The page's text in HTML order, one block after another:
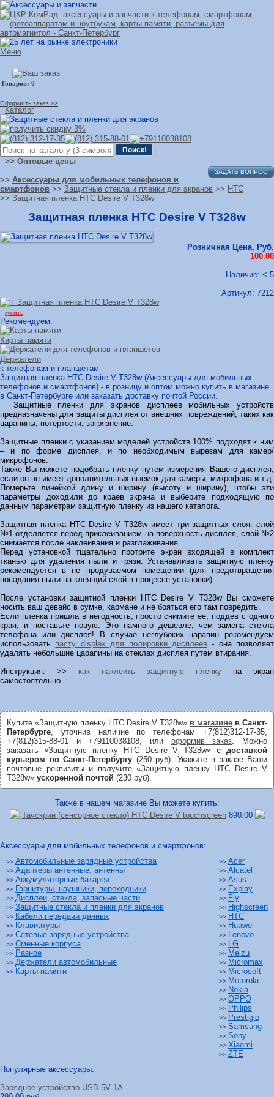
Меню
Оформить заказ >>
Каталог
>> Оптовые цены
ЗАДАТЬ ВОПРОС
>> Аксессуары для мобильных телефонов и
смартфонов >> Защитные стекла и пленки для экранов >> HTC
>> Защитная пленка HTC Desire V T328w
Защитная пленка HTC Desire V T328w
Розничная Цена, Руб.
100.00
Наличие: < 5
Артикул: 7212
купить
Рекомендуем:
Карты памяти
Держатели
к телефонам и планшетам
Защитная пленка HTC Desire V T328w (Аксессуары для мобильных
телефонов и смартфонов) - в розницу и оптом можно купить в магазине
в Санкт-Петербурге или заказать доставку почтой России.
Защитные пленки для экранов дисплеев мобильных устройств
предназначены для защиты дисплея от внешних повреждений, таких как
царапины, потертости, загрязнение.
Защитные пленки с указанием моделей устройств 100% подходят к ним
– и по форме дисплея, и по необходимым вырезам для камер/
микрофонов.
Также Вы можете подобрать пленку путем измерения Вашего дисплея,
если он не имеет дополнительных выемок для камеры, микрофона и т.д.
Померьте линейкой длину и ширину (высоту и ширину), чтобы эти
параметры доходили до краев экрана и выберите подходящую по
данным параметрам защитную пленку из нашего каталога.
Защитная пленка HTC Desire V T328w имеет три защитных слоя: слой
№1 отделяется перед приклеиванием на поверхность дисплея, слой №2
снимается после наклеивания и разглаживания.
Перед установкой тщательно протрите экран входящей в комплект
тканью для удаления пыли и грязи. Устанавливать защитную пленку
рекомендуется в не продуваемом помещении (для предотвращения
попадания пыли на клеящий слой в процессе установки).
После установки защитной пленки HTC Desire V T328w Вы сможете
носить ваш девайс в сумке, кармане и не бояться его там повредить.
Если пленка пришла в негодность, просто снимите ее, поддев с одного
края, и поставьте новую. Это намного дешевле, чем замена стекла
телефона или дисплея! В случае неглубоких царапин рекомендуем
использовать пасту displex для полировки дисплеев- она позволяет
удалять небольшие царапины на стеклах дисплея путем втирания.
Инструкция: >> как наклеить защитную пленку на экран
самостоятельно.
Купите «Защитную пленку HTC Desire V T328w» в магазине в Санкт-
Петербурге, уточнив наличие по телефонам +7(812)312-17-35,
+7(812)315-88-01 и +79110038108, или оформив заказ. Можно
заказать «Защитную пленку HTC Desire V T328w»с доставкой
курьером по Санкт-Петербургу (250 руб). Укажите в заказе Ваши
почтовые реквизиты и получите «Защитную пленку HTC Desire V
T328w» ускоренной почтой (230 руб).
Также в нашем магазине Вы можете купить:
Тачскрин (сенсорное стекло) HTC Desire V touchscreen 890.00
Аксессуары для мобильных телефонов и смартфонов:
>> Автомобильные зарядные устройства
>> Адаптеры антенные, антенны
>> Аккумуляторные батареи
>> Гарнитуры, наушники, переходники
>> Дисплеи, стекла, запасные части
>> Защитные стекла и пленки для экранов
>> Кабели передачи данных
>> Клавиатуры
>> Сетевые зарядные устройства
>> Сменные корпуса
>> Разное
>> Держатели автомобильные
>> Карты памяти
>> Acer
>> Alcatel
>> Asus
>> Explay
>> Fly
>> Highscreen
>> HTC
>> Huawei
>> Lenovo
>> LG
>> Meizu
>> Micromax
>> Microsoft
>> Motorola
>> Nokia
>> OPPO
>> Philips
>> Prestigio
>> Samsung
>> Sony
>> Xiaomi
>> ZTE
Популярные аксессуары:
Зарядное устройство USB 5V 1A